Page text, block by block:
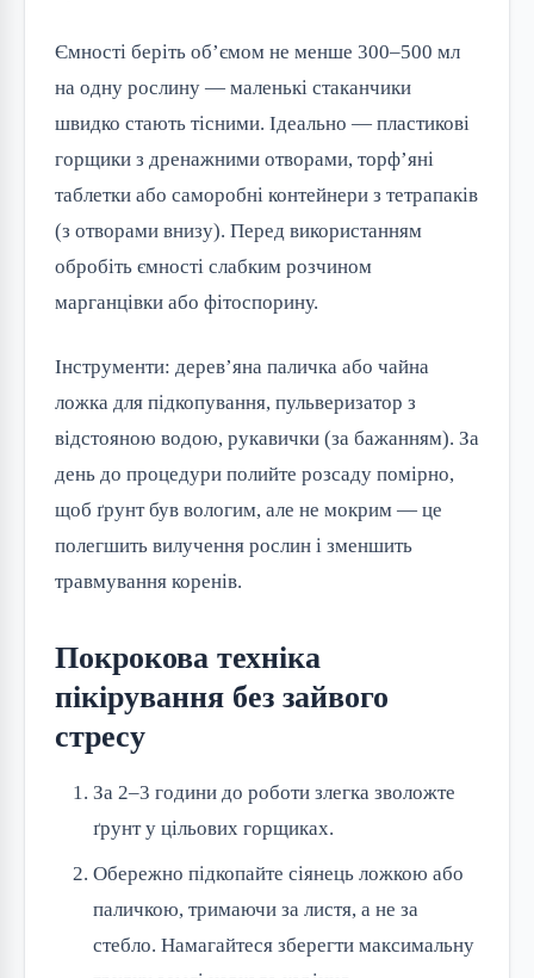
Ємності беріть об’ємом не менше 300–500 мл
на одну рослину — маленькі стаканчики
швидко стають тісними. Ідеально — пластикові
горщики з дренажними отворами, торф’яні
таблетки або саморобні контейнери з тетрапаків
(з отворами внизу). Перед використанням
обробіть ємності слабким розчином
марганцівки або фітоспорину.
Інструменти: дерев’яна паличка або чайна
ложка для підкопування, пульверизатор з
відстояною водою, рукавички (за бажанням). За
день до процедури полийте розсаду помірно,
щоб ґрунт був вологим, але не мокрим — це
полегшить вилучення рослин і зменшить
травмування коренів.
Покрокова техніка
пікірування без зайвого
стресу
За 2–3 години до роботи злегка зволожте
ґрунт у цільових горщиках.
Обережно підкопайте сіянець ложкою або
паличкою, тримаючи за листя, а не за
стебло. Намагайтеся зберегти максимальну